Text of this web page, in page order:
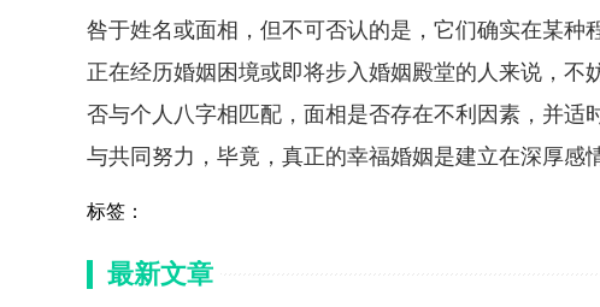
咎于姓名或面相，但不可否认的是，它们确实在某
正在经历婚姻困境或即将步入婚姻殿堂的人来说，
否与个人八字相匹配，面相是否存在不利因素，并
与共同努力，毕竟，真正的幸福婚姻是建立在深厚感
标签：
最新文章